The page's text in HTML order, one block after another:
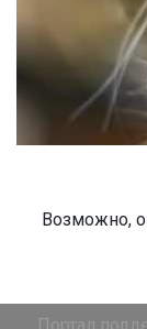
Возможно,